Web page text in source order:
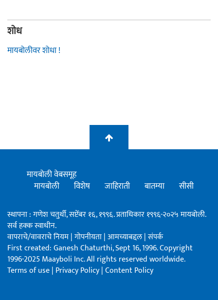
शोध
मायबोलीवर शोधा !
मायबोली वेबसमूह
मायबोली
विशेष जाहिराती बातम्या सीसी
स्थापना : गणेश चतुर्थी, सप्टेंबर १६, १९९६. प्रताधिकार १९९६-२०२५ मायबोली.
सर्व हक्क स्वाधीन.
वापराचे/वावराचे नियम|गोपनीयता|आमच्याबद्दल|संपर्क
First created: Ganesh Chaturthi, Sept 16, 1996. Copyright
1996-2025 Maayboli Inc. All rights reserved worldwide.
Terms of use| Privacy Policy|Content Policy